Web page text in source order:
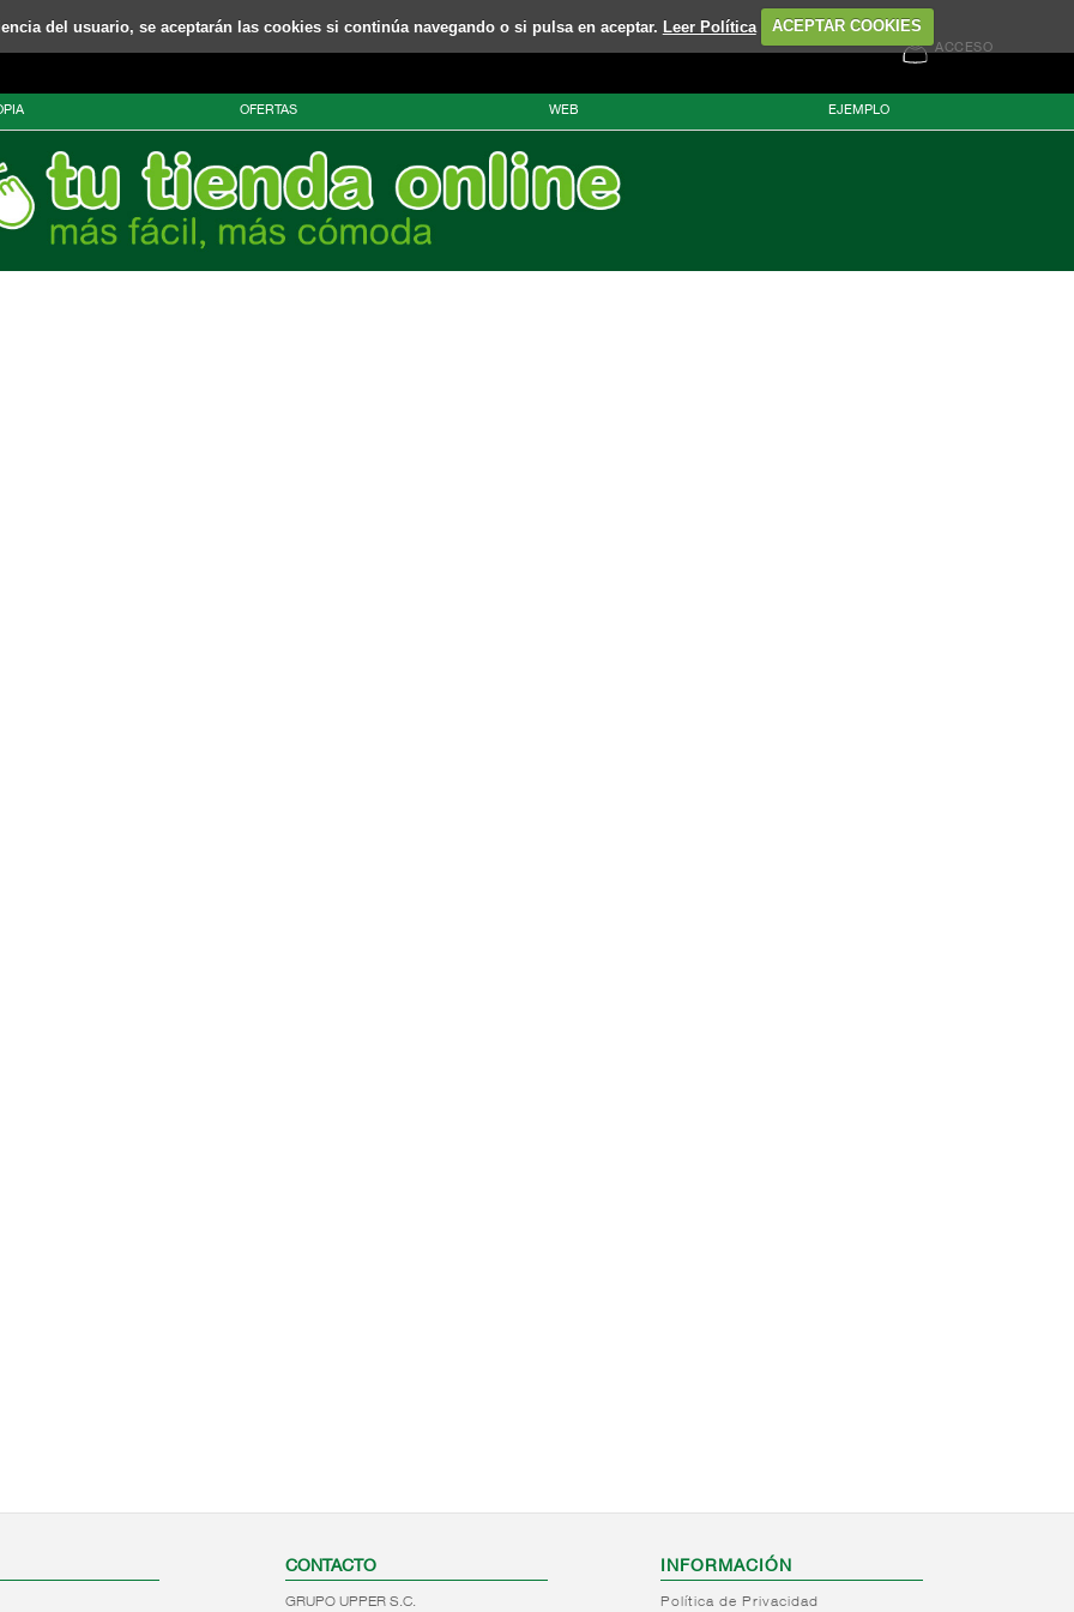
del usuario, se aceptarán las cookies si continúa navegando o si pulsa en aceptar. Leer Política ACEPTAR COOKIES
ACCESO
OFERTAS WEB EJEMPLO
CONTACTO
GRUPO UPPER S.C.
INFORMACIÓN
Política de Privacidad